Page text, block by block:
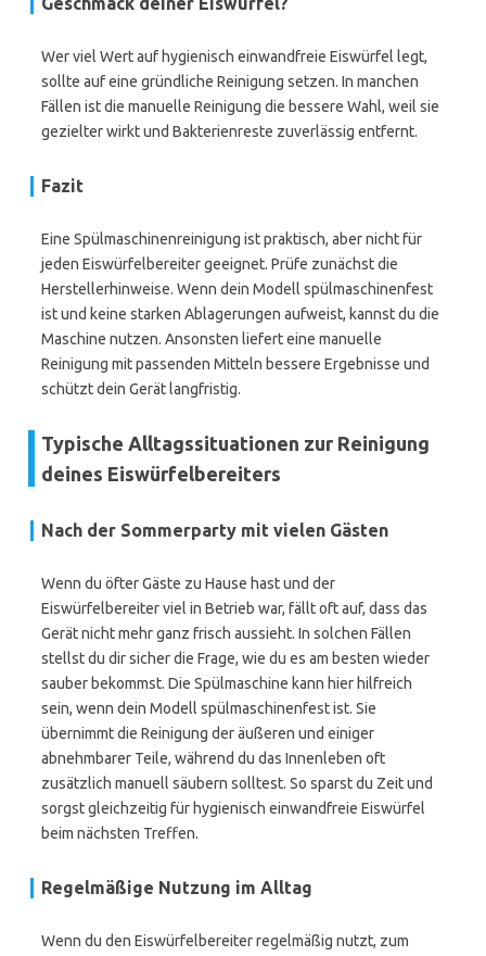
Wer viel Wert auf hygienisch einwandfreie Eiswürfel legt,
sollte auf eine gründliche Reinigung setzen. In manchen
Fällen ist die manuelle Reinigung die bessere Wahl, weil sie
gezielter wirkt und Bakterienreste zuverlässig entfernt.
Fazit
Eine Spülmaschinenreinigung ist praktisch, aber nicht für
jeden Eiswürfelbereiter geeignet. Prüfe zunächst die
Herstellerhinweise. Wenn dein Modell spülmaschinenfest
ist und keine starken Ablagerungen aufweist, kannst du die
Maschine nutzen. Ansonsten liefert eine manuelle
Reinigung mit passenden Mitteln bessere Ergebnisse und
schützt dein Gerät langfristig.
Typische Alltagssituationen zur Reinigung
deines Eiswürfelbereiters
Nach der Sommerparty mit vielen Gästen
Wenn du öfter Gäste zu Hause hast und der
Eiswürfelbereiter viel in Betrieb war, fällt oft auf, dass das
Gerät nicht mehr ganz frisch aussieht. In solchen Fällen
stellst du dir sicher die Frage, wie du es am besten wieder
sauber bekommst. Die Spülmaschine kann hier hilfreich
sein, wenn dein Modell spülmaschinenfest ist. Sie
übernimmt die Reinigung der äußeren und einiger
abnehmbarer Teile, während du das Innenleben oft
zusätzlich manuell säubern solltest. So sparst du Zeit und
sorgst gleichzeitig für hygienisch einwandfreie Eiswürfel
beim nächsten Treffen.
Regelmäßige Nutzung im Alltag
Wenn du den Eiswürfelbereiter regelmäßig nutzt, zum